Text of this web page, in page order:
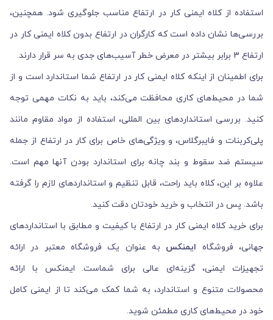
استفاده از کلاه ایمنی کار در ارتفاع مناسب جلوگیری شود. همچنین،
بررسی‌ها نشان داده است که کارگران در ارتفاع بدون کلاه ایمنی کار در
ارتفاع 3 برابر بیشتر در معرض خطر آسیب‌های جدی به سر قرار دارند.
برای اطمینان از اینکه کلاه ایمنی کار در ارتفاع شما استاندارد است و از
شما در محیط‌های کاری محافظت می‌کند، باید به نکات مهمی توجه
کنید. بررسی استانداردهای بین المللی، استفاده از مواد مقاوم مانند
پلی‌کربنات و فایبرگلاس، و ویژگی‌های خاص برای کار در ارتفاع از جمله
سیستم ضد سقوط و بند چانه برای استاندارد بودن آنها مهم است.
علاوه بر این، کلاه باید راحت، قابل تنظیم و استانداردهای لازم را گرفته
باشد. پس در انتخاب و خرید خودتان دقت کنید.
برای خرید کلاه ایمنی کار در ارتفاع با کیفیت و مطابق با استانداردهای
جهانی، فروشگاه ایمنکس به عنوان یک فروشگاه معتبر در ارائه
تجهیزات ایمنی، گزینه‌ای عالی برای شماست. ایمنکس با ارائه
محصولات متنوع و استاندارد، به شما کمک می‌کند تا از ایمنی کامل
خود در محیط‌های کاری مطمئن شوید.